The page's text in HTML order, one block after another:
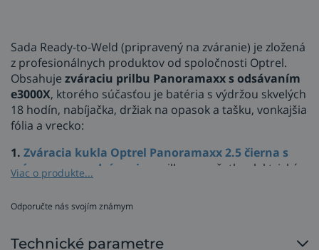
Sada Ready-to-Weld (pripravený na zváranie) je zložená
z profesionálnych produktov od spoločnosti Optrel.
Obsahuje zváraciu prilbu Panoramaxx s odsávaním
e3000X, ktorého súčasťou je batéria s výdržou skvelých
18 hodín, nabíjačka, držiak na opasok a tašku, vonkajšia
fólia a vrecko:
1. Zváracia kukla Optrel Panoramaxx 2.5 čierna s
prípravou na odsávanie
- prilba pre všetky elektrické
zváracie režimy - elektródové zváranie, MIG/MAG,
vysokovýkonné zváranie plneným drôtom, TIG, zváranie
plynom a plazmou.
Panoramaxx ponúka omnoho väčšie zorné pole
Viac o produkte...
Odporučte nás svojím známym
Technické parametre